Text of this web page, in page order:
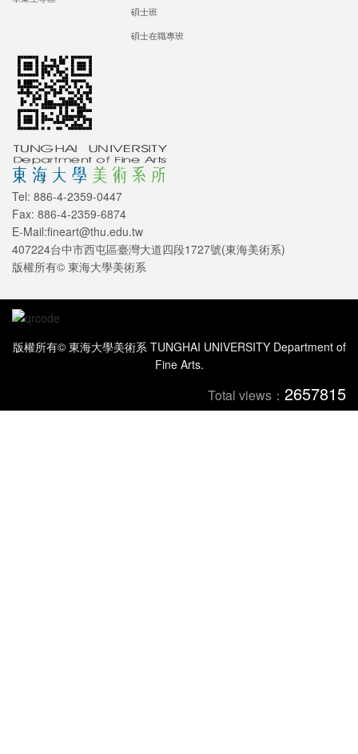
碩士班
碩士在職專班
Tel: 886-4-2359-0447
Fax: 886-4-2359-6874
E-Mail:fineart@thu.edu.tw
407224台中市西屯區臺灣大道四段1727號(東海美術系)
版權所有© 東海大學美術系
版權所有© 東海大學美術系 TUNGHAI UNIVERSITY Department of
Fine Arts.
Total views： 2657815